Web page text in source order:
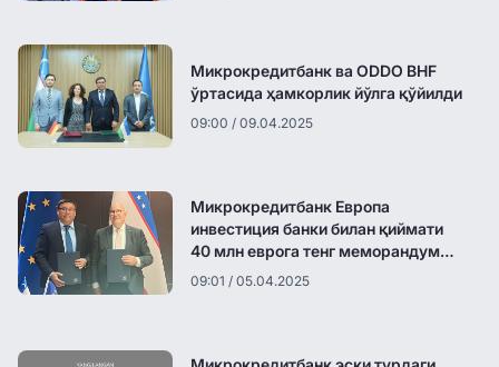
Микрокредитбанк ва ODDO BHF
ўртасида ҳамкорлик йўлга қўйилди
09:00 / 09.04.2025
Микрокредитбанк Европа
инвестиция банки билан қиймати
40 млн еврога тенг меморандум
имзолади
09:01 / 05.04.2025